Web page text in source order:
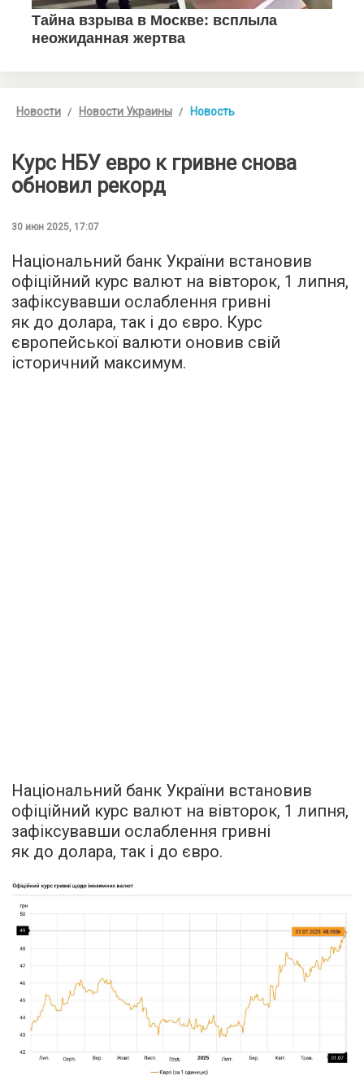
Новости Новости Украины Новость
Курс НБУ евро к гривне снова
обновил рекорд
30 июн 2025, 17:07
Національний банк України встановив
офіційний курс валют на вівторок, 1 липня,
зафіксувавши ослаблення гривні
як до долара, так і до євро. Курс
європейської валюти оновив свій
історичний максимум.
Національний банк України встановив
офіційний курс валют на вівторок, 1 липня,
зафіксувавши ослаблення гривні
як до долара, так і до євро.